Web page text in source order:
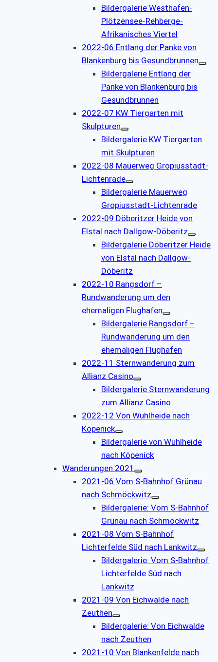
Bildergalerie Westhafen-
Plötzensee-Rehberge-
Afrikanisches Viertel
2022-06 Entlang der Panke von
Blankenburg bis Gesundbrunnen
Bildergalerie Entlang der
Panke von Blankenburg bis
Gesundbrunnen
2022-07 KW Tiergarten mit
Skulpturen
Bildergalerie KW Tiergarten
mit Skulpturen
2022-08 Mauerweg Gropiusstadt-
Lichtenrade
Bildergalerie Mauerweg
Gropiusstadt-Lichtenrade
2022-09 Döberitzer Heide von
Elstal nach Dallgow-Döberitz
Bildergalerie Döberitzer Heide
von Elstal nach Dallgow-
Döberitz
2022-10 Rangsdorf –
Rundwanderung um den
ehemaligen Flughafen
Bildergalerie Rangsdorf –
Rundwanderung um den
ehemaligen Flughafen
2022-11 Sternwanderung zum
Allianz Casino
Bildergalerie Sternwanderung
zum Allianz Casino
2022-12 Von Wuhlheide nach
Köpenick
Bildergalerie von Wuhlheide
nach Köpenick
Wanderungen 2021
2021-06 Vom S-Bahnhof Grünau
nach Schmöckwitz
Bildergalerie: Vom S-Bahnhof
Grünau nach Schmöckwitz
2021-08 Vom S-Bahnhof
Lichterfelde Süd nach Lankwitz
Bildergalerie: Vom S-Bahnhof
Lichterfelde Süd nach
Lankwitz
2021-09 Von Eichwalde nach
Zeuthen
Bildergalerie: Von Eichwalde
nach Zeuthen
2021-10 Von Blankenfelde nach